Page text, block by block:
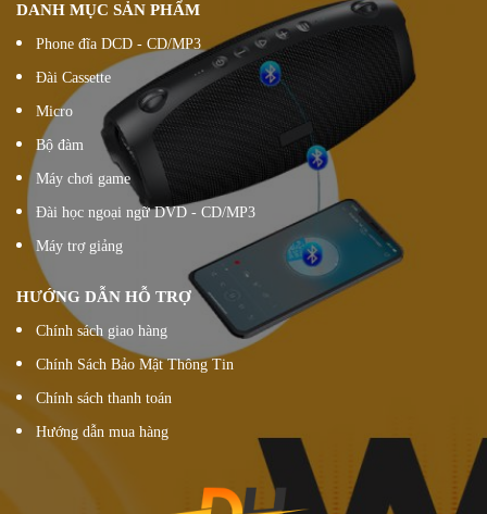
DANH MỤC SẢN PHẨM
Phone đĩa DCD - CD/MP3
Đài Cassette
Micro
Bộ đàm
Máy chơi game
Đài học ngoại ngữ DVD - CD/MP3
Máy trợ giảng
HƯỚNG DẪN HỖ TRỢ
Chính sách giao hàng
Chính Sách Bảo Mật Thông Tin
Chính sách thanh toán
Hướng dẫn mua hàng